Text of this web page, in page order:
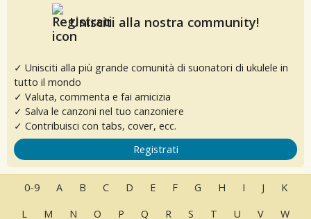
Unisciti alla nostra community!
✓ Unisciti alla più grande comunità di suonatori di ukulele in
tutto il mondo
✓ Valuta, commenta e fai amicizia
✓ Salva le canzoni nel tuo canzoniere
✓ Contribuisci con tabs, cover, ecc.
Registrati
0-9 A B C D E F G H I J
K
L
M N O P Q R S T U V W